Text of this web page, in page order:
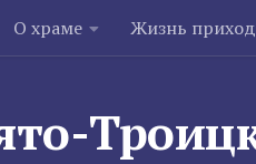
О храме Жизнь